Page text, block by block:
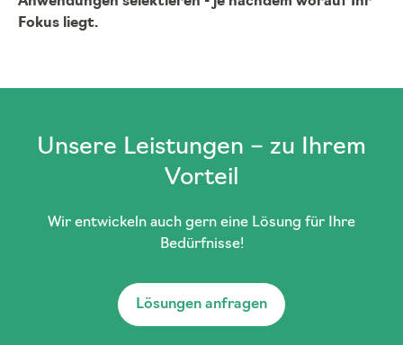
Fokus liegt.
Unsere Leistungen – zu Ihrem
Vorteil
Wir entwickeln auch gern eine Lösung für Ihre
Bedürfnisse!
Lösungen anfragen